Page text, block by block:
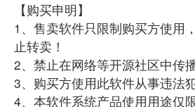
【购买申明】
1、售卖软件只限制购买方使用
止转卖！
2、禁止在网络等开源社区中传
3、购买方使用此软件从事违法
4、本软件系统产品使用用途仅